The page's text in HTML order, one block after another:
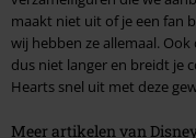
maakt niet uit of je een fan
wij hebben ze allemaal.
dus niet langer en breidt je
Hearts snel uit met deze
Meer artikelen van